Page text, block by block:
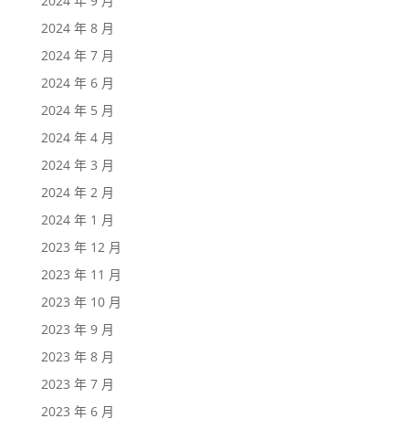
2024 年 8 月
2024 年 7 月
2024 年 6 月
2024 年 5 月
2024 年 4 月
2024 年 3 月
2024 年 2 月
2024 年 1 月
2023 年 12 月
2023 年 11 月
2023 年 10 月
2023 年 9 月
2023 年 8 月
2023 年 7 月
2023 年 6 月